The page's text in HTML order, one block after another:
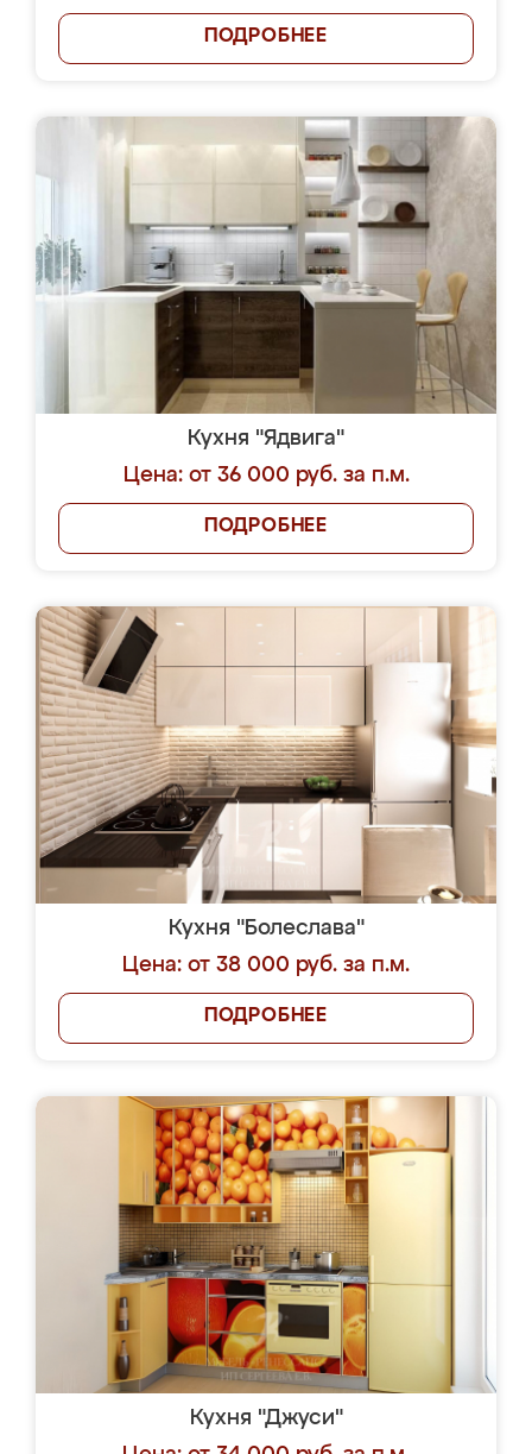
ПОДРОБНЕЕ
Кухня "Ядвига"
Цена: от 36 000 руб. за п.м.
ПОДРОБНЕЕ
Кухня "Болеслава"
Цена: от 38 000 руб. за п.м.
ПОДРОБНЕЕ
Кухня "Джуси"